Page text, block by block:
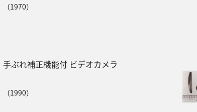
（1970）
手ぶれ補正機能付 ビデオカメラ
（1990）